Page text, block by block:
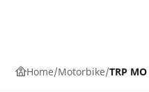
Home Motorbike TRP MO